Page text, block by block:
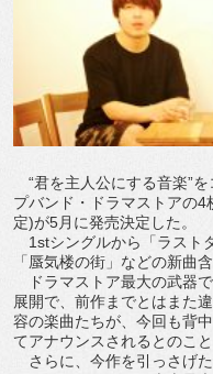
“君を主人公にする音楽”
プバンド・ドラマストアの
定)が5月に発売決定した。
1stシングルから「ラスト
「蜃気楼の街」などの新曲
ドラマストア最大の武器
展開で、前作までとはまた
容の楽曲たちが、今回も背
てアナウンスされるとのこ
さらに、今作を引っさげ